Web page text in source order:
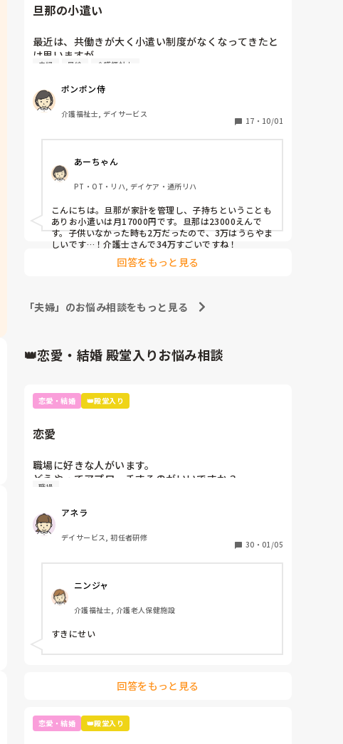
旦那の小遣い
最近は、共働きが大く小遣い制度がなくなってきたと
は思いますが。
私の家は、夫婦介護士小遣い制度で、月3万です。
本当は、5万位欲しいのですが、多すぎる！！と、も
らえません。
皆さん、特に小遣い制度の方いくら位もらえますか？
なっても同じ3万のままです。涙
仕事のテンションあがらん。
夫婦 昇給 介護福祉士
ポンポン侍
介護福祉士, デイサービス
17 ・ 10/01
あーちゃん
PT・OT・リハ, デイケア・通所リハ
こんにちは。旦那が家計を管理し、子持ちということも
ありお小遣いは月17000円です。旦那は23000えんで
す。子供いなかった時も2万だったので、3万はうらやま
しいです…！介護士さんで34万すごいですね！
回答をもっと見る
「夫婦」のお悩み相談をもっと見る
👑恋愛・結婚 殿堂入りお悩み相談
恋愛・結婚 👑殿堂入り
恋愛
職場に好きな人がいます。
どうやってアプローチするのがいいですか？
うわさになりたくはないです。
職場
アネラ
デイサービス, 初任者研修
30 ・ 01/05
ニンジャ
介護福祉士, 介護老人保健施設
すきにせい
回答をもっと見る
恋愛・結婚 👑殿堂入り